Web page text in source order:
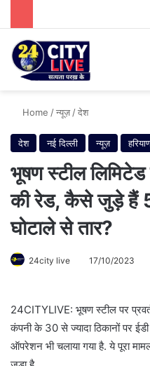
Home /न्यूज़ /देश
देश नई दिल्ली न्यूज़
भूषण स्टील
की रेड, कैसे जुड़े हैं
घोटाले से तार?
24city live 17/10/2023
24CITYLIVE: भूषण स्टील पर
कंपनी के 30 से ज्यादा ठिकानों पर
ऑपरेशन भी चलाया गया है. ये पूरा